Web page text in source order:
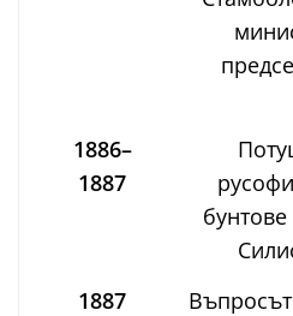
1886–
1887
1887